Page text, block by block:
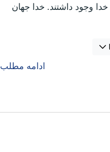
وجود داشتند. خدا جهان
ادامه مطلب